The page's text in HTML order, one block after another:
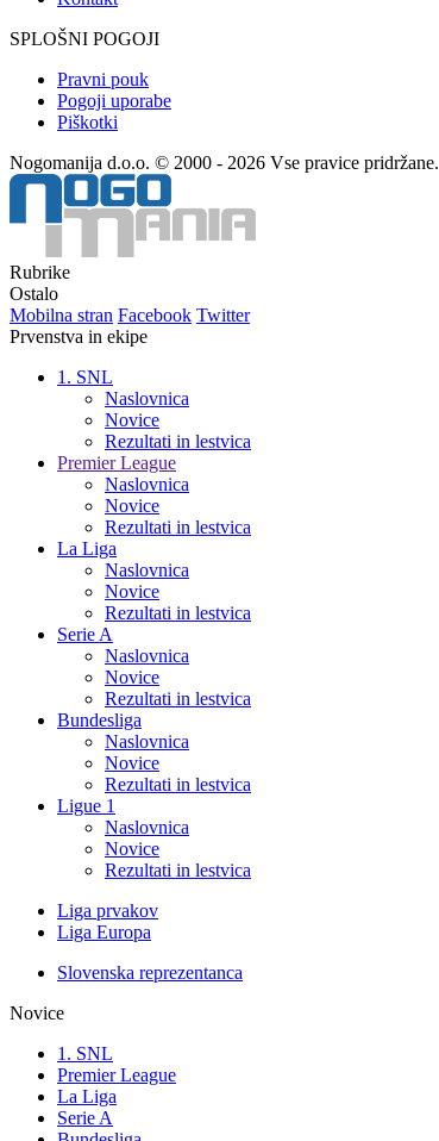
SPLOŠNI POGOJI
Pravni pouk
Pogoji uporabe
Piškotki
Nogomanija d.o.o. © 2000 - 2026 Vse pravice pridržane.
Rubrike
Ostalo
Mobilna stran Facebook Twitter
Prvenstva in ekipe
1. SNL
Naslovnica
Novice
Rezultati in lestvica
Premier League
Naslovnica
Novice
Rezultati in lestvica
La Liga
Naslovnica
Novice
Rezultati in lestvica
Serie A
Naslovnica
Novice
Rezultati in lestvica
Bundesliga
Naslovnica
Novice
Rezultati in lestvica
Ligue 1
Naslovnica
Novice
Rezultati in lestvica
Liga prvakov
Liga Europa
Slovenska reprezentanca
Novice
1. SNL
Premier League
La Liga
Serie A